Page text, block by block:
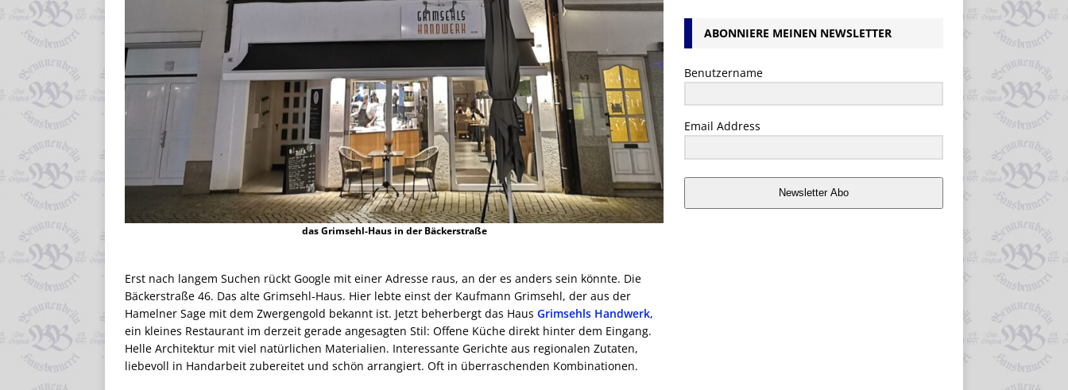
das Grimsehl-Haus in der Bäckerstraße
Erst nach langem Suchen rückt Google mit einer Adresse raus, an der es anders sein könnte. Die
Bäckerstraße 46. Das alte Grimsehl-Haus. Hier lebte einst der Kaufmann Grimsehl, der aus der
Hamelner Sage mit dem Zwergengold bekannt ist. Jetzt beherbergt das Haus Grimsehls Handwerk,
ein kleines Restaurant im derzeit gerade angesagten Stil: Offene Küche direkt hinter dem Eingang.
Helle Architektur mit viel natürlichen Materialien. Interessante Gerichte aus regionalen Zutaten,
liebevoll in Handarbeit zubereitet und schön arrangiert. Oft in überraschenden Kombinationen.
ABONNIERE MEINEN NEWSLETTER
Benutzername
Email Address
Newsletter Abo